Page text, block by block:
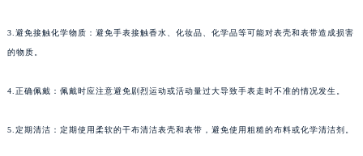
3.避免接触化学物质：避免手表接触香水、化妆品、化学品等可能对表壳和表带造成损害
的物质。
4.正确佩戴：佩戴时应注意避免剧烈运动或活动量过大导致手表走时不准的情况发生。
5.定期清洁：定期使用柔软的干布清洁表壳和表带，避免使用粗糙的布料或化学清洁剂。